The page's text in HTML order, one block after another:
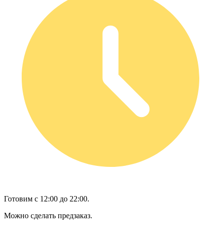
Готовим с 12:00 до 22:00.
Можно сделать предзаказ.